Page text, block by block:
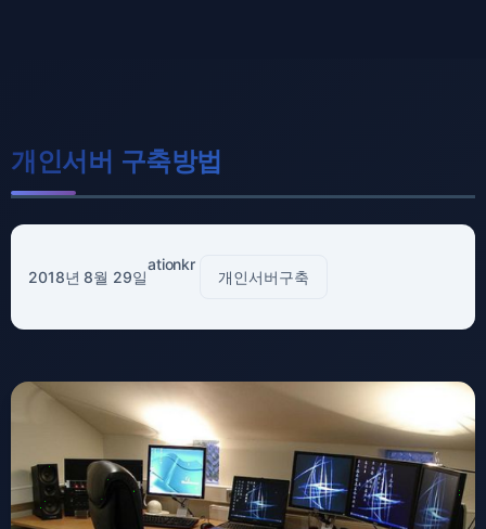
개인서버 구축방법
2018년 8월 29일
ationkr
개인서버구축